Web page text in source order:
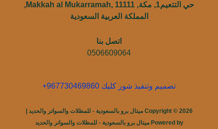
حي التتعيم1, مكة, Makkah al Mukarramah, 11111,
المملكة العربية السعودية
اتصل بنا
0506609064
تصميم وتنفيذ شور كليك 967730469860+
Copyright © 2026 ميتال برو بالسعودية - للمظلات والسواتر والحديد |
Powered by ميتال برو بالسعودية - للمظلات والسواتر والحديد